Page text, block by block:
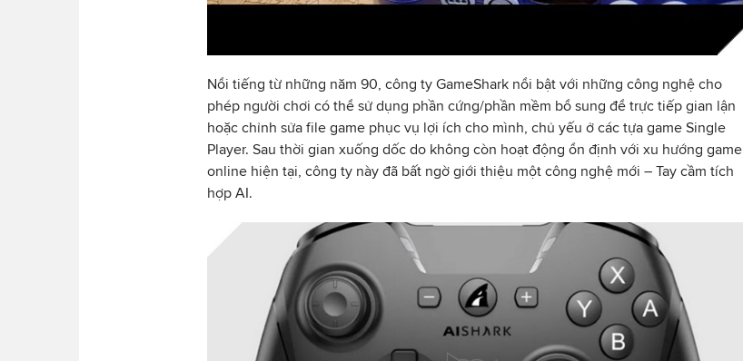
Nổi tiếng từ những năm 90, công ty GameShark nổi bật với những công nghệ cho
phép người chơi có thể sử dụng phần cứng/phần mềm bổ sung để trực tiếp gian lận
hoặc chỉnh sửa file game phục vụ lợi ích cho mình, chủ yếu ở các tựa game Single
Player. Sau thời gian xuống dốc do không còn hoạt động ổn định với xu hướng game
online hiện tại, công ty này đã bất ngờ giới thiệu một công nghệ mới – Tay cầm tích
hợp AI.